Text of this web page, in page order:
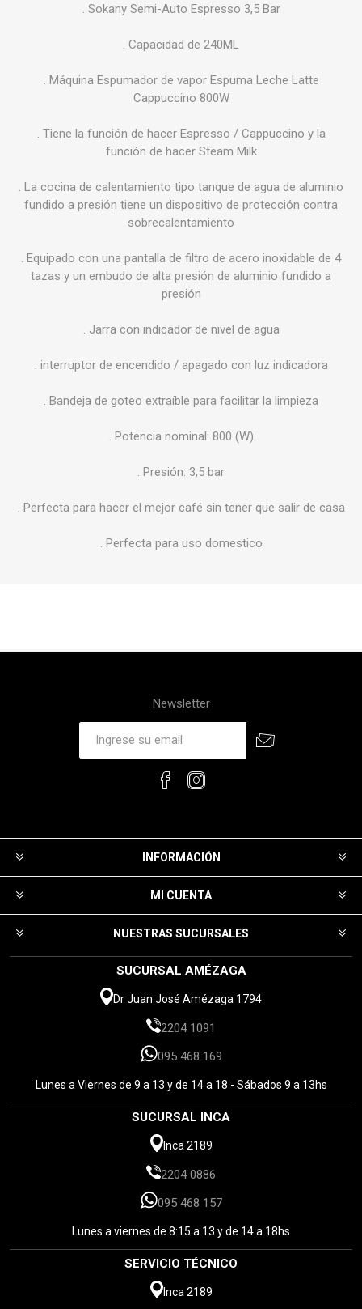
. Sokany Semi-Auto Espresso 3,5 Bar
. Capacidad de 240ML
. Máquina Espumador de vapor Espuma Leche Latte
Cappuccino 800W
. Tiene la función de hacer Espresso / Cappuccino y la
función de hacer Steam Milk
. La cocina de calentamiento tipo tanque de agua de aluminio
fundido a presión tiene un dispositivo de protección contra
sobrecalentamiento
. Equipado con una pantalla de filtro de acero inoxidable de 4
tazas y un embudo de alta presión de aluminio fundido a
presión
. Jarra con indicador de nivel de agua
. interruptor de encendido / apagado con luz indicadora
. Bandeja de goteo extraíble para facilitar la limpieza
. Potencia nominal: 800 (W)
. Presión: 3,5 bar
. Perfecta para hacer el mejor café sin tener que salir de casa
. Perfecta para uso domestico
Newsletter
INFORMACIÓN
MI CUENTA
NUESTRAS SUCURSALES
SUCURSAL AMÉZAGA
Dr Juan José Amézaga 1794
2204 1091
095 468 169
Lunes a Viernes de 9 a 13 y de 14 a 18 - Sábados 9 a 13hs
SUCURSAL INCA
Inca 2189
2204 0886
095 468 157
Lunes a viernes de 8:15 a 13 y de 14 a 18hs
SERVICIO TÉCNICO
Inca 2189